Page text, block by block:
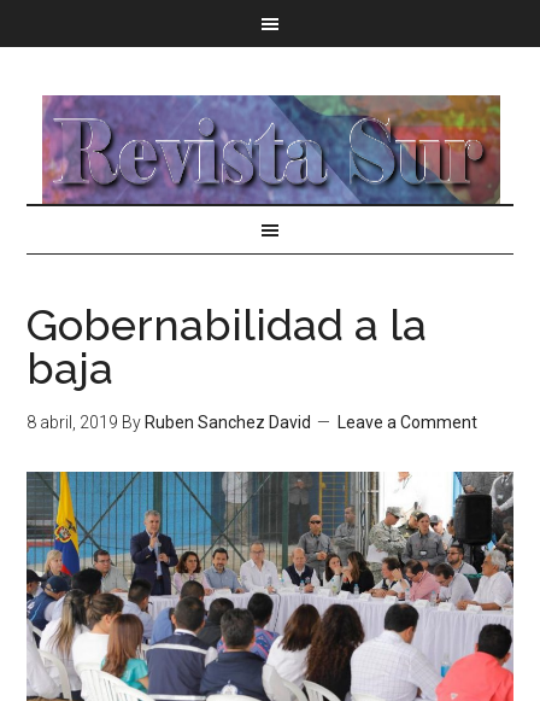
Gobernabilidad a la
baja
8 abril, 2019 By Ruben Sanchez David Leave a Comment